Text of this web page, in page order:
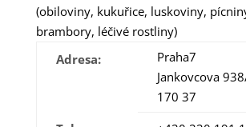
(obiloviny, kukuřice, luskoviny,
brambory, léčivé rostliny)
Adresa:
Praha7
Jankovcova
170 37